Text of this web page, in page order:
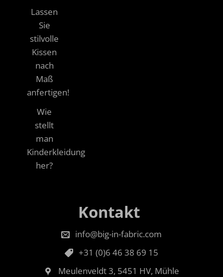
Lassen
Sie
stilvolle
Kissen
nach
Maß
anfertigen!
Wie
stellt
man
Kinderkleidung
her?
Kontakt
info@big-in-fabric.com
+31 (0)6 46 38 69 15
Meulenveldt 3, 5451 HV, Mühle